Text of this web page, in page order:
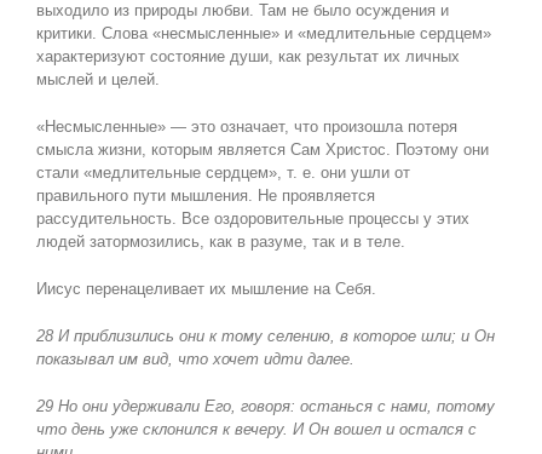
выходило из природы любви. Там не было осуждения и
критики. Слова «несмысленные» и «медлительные сердцем»
характеризуют состояние души, как результат их личных
мыслей и целей.
«Несмысленные» — это означает, что произошла потеря
смысла жизни, которым является Сам Христос. Поэтому они
стали «медлительные сердцем», т. е. они ушли от
правильного пути мышления. Не проявляется
рассудительность. Все оздоровительные процессы у этих
людей затормозились, как в разуме, так и в теле.
Иисус перенацеливает их мышление на Себя.
28 И приблизились они к тому селению, в которое шли; и Он
показывал им вид, что хочет идти далее.
29 Но они удерживали Его, говоря: останься с нами, потому
что день уже склонился к вечеру. И Он вошел и остался с